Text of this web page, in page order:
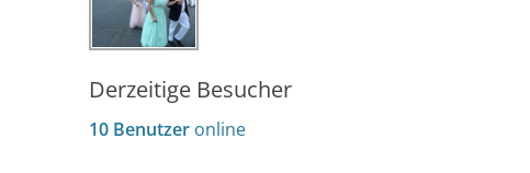
Derzeitige Besucher
10 Benutzer online